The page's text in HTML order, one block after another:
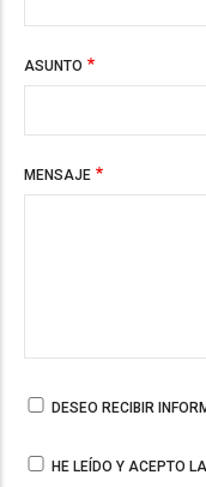
ASUNTO
MENSAJE
DESEO RECIBIR
HE LEÍDO Y ACEPTO